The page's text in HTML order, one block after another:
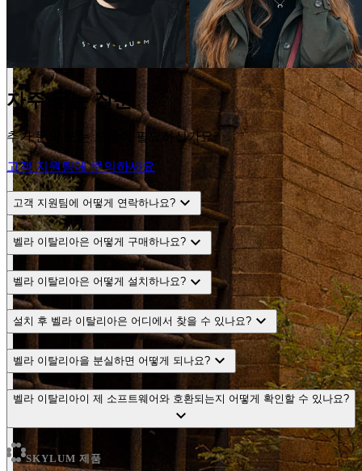
자주 묻는 질문
추가 문의 또는 도움이 필요하신가요?
고객 지원팀에 문의하세요
고객 지원팀에 어떻게 연락하나요? expand_more
벨라 이탈리아은 어떻게 구매하나요? expand_more
벨라 이탈리아은 어떻게 설치하나요? expand_more
설치 후 벨라 이탈리아은 어디에서 찾을 수 있나요? expand_more
벨라 이탈리아을 분실하면 어떻게 되나요? expand_more
벨라 이탈리아이 제 소프트웨어와 호환되는지 어떻게 확인할 수 있나요?
expand_more
SKYLUM 제품